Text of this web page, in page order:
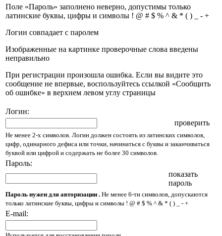
Поле «Пароль» заполнено неверно, допустимы только
латинские буквы, цифры и символы ! @ # $ % ^ & * ( ) _ - +
Логин совпадает с паролем
Изображенные на картинке проверочные слова введены
неправильно
При регистрации произошла ошибка. Если вы видите это
сообщение не впервые, воспользуйтесь ссылкой «Сообщить
об ошибке» в верхнем левом углу страницы
Логин:
проверить
Не менее 2-х символов. Логин должен состоять из латинских символов,
цифр, одинарного дефиса или точки, начинаться с буквы и заканчиваться
буквой или цифрой и содержать не более 30 символов.
Пароль:
показать
пароль
Пароль нужен для авторизации . Не менее 6-ти символов, допускаются
только латинские буквы, цифры и символы ! @ # $ % ^ & * ( ) _ - +
E-mail: